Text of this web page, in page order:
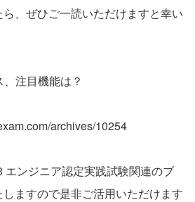
、ぜひご一読いただけますと幸い
注目機能は？
archives/10254
エンジニア認定実践試験関連のブ
ますので是非ご活用いただけます